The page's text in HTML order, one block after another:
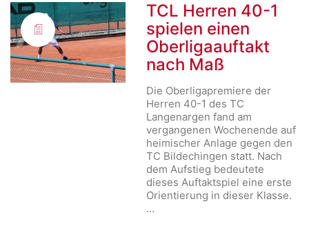
TCL Herren 40-1
spielen einen
Oberligaauftakt
nach Maß
Die Oberligapremiere der
Herren 40-1 des TC
Langenargen fand am
vergangenen Wochenende auf
heimischer Anlage gegen den
TC Bildechingen statt. Nach
dem Aufstieg bedeutete
dieses Auftaktspiel eine erste
Orientierung in dieser Klasse.
…